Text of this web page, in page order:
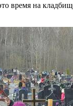
время на